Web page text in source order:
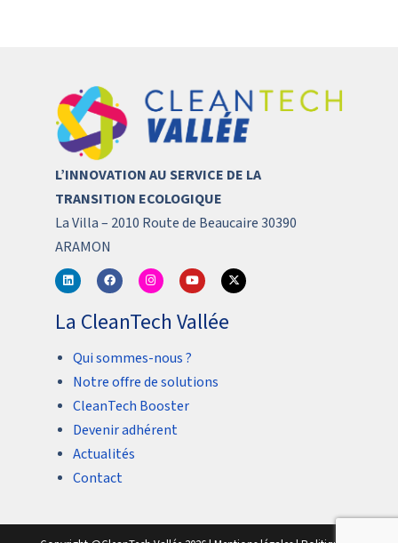
L’INNOVATION AU SERVICE DE LA
TRANSITION ECOLOGIQUE
La Villa – 2010 Route de Beaucaire 30390
ARAMON
La CleanTech Vallée
Qui sommes-nous ?
Notre offre de solutions
CleanTech Booster
Devenir adhérent
Actualités
Contact